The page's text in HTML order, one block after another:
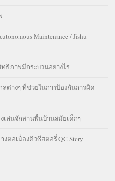
Maintenance / Jishu
ทธิภาพมีกระบวนอย่างไร
ต่างๆ ที่ช่วยในการป้องกันการผิด
ล่นจักสานพื้นบ้านสมัยเด็กๆ
ต่อเนื่องคิวซีสตอรี่ QC Story